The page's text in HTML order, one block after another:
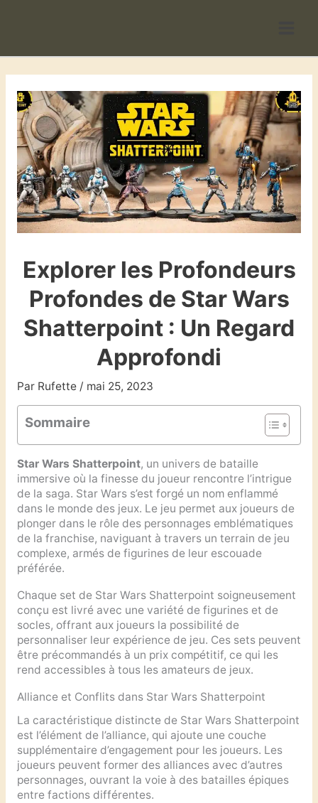
Explorer les Profondeurs
Profondes de Star Wars
Shatterpoint : Un Regard
Approfondi
Par Rufette / mai 25, 2023
Sommaire
Star Wars Shatterpoint, un univers de bataille
immersive où la finesse du joueur rencontre l’intrigue
de la saga. Star Wars s’est forgé un nom enflammé
dans le monde des jeux. Le jeu permet aux joueurs de
plonger dans le rôle des personnages emblématiques
de la franchise, naviguant à travers un terrain de jeu
complexe, armés de figurines de leur escouade
préférée.
Chaque set de Star Wars Shatterpoint soigneusement
conçu est livré avec une variété de figurines et de
socles, offrant aux joueurs la possibilité de
personnaliser leur expérience de jeu. Ces sets peuvent
être précommandés à un prix compétitif, ce qui les
rend accessibles à tous les amateurs de jeux.
Alliance et Conflits dans Star Wars Shatterpoint
La caractéristique distincte de Star Wars Shatterpoint
est l’élément de l’alliance, qui ajoute une couche
supplémentaire d’engagement pour les joueurs. Les
joueurs peuvent former des alliances avec d’autres
personnages, ouvrant la voie à des batailles épiques
entre factions différentes.